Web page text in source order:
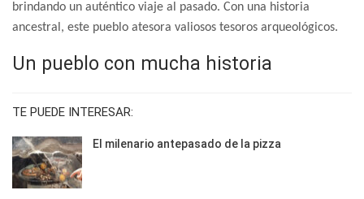
brindando un auténtico viaje al pasado. Con una historia
ancestral, este pueblo atesora valiosos tesoros arqueológicos.
Un pueblo con mucha historia
TE PUEDE INTERESAR:
El milenario antepasado de la pizza